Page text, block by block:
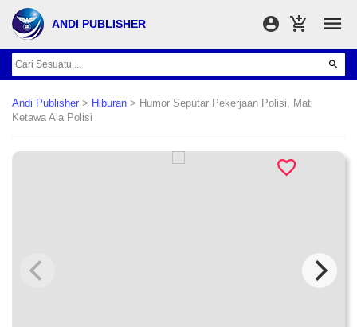
ANDI PUBLISHER
Andi Publisher > Hiburan > Humor Seputar Pekerjaan Polisi, Mati
Ketawa Ala Polisi